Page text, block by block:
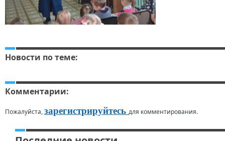
Новости по теме:
Комментарии:
Пожалуйста,зарегистрируйтесь для комментирования.